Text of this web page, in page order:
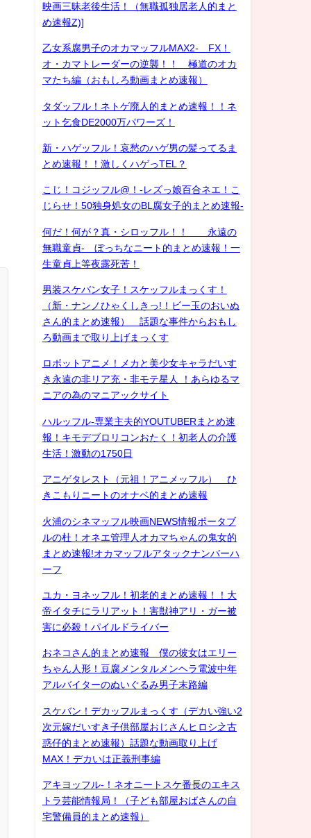
映画三昧老後生活！（無職孤独居老人的まと
め速報Z)]
乙女系腐男子のオカマッフルMAX2- FX！
オ・カマトレーダーの逆襲！！ 極道のオカ
マたち編（おもしろ動画まとめ速報）
タダッフル！ネトゲ廃人的まとめ速報！！ネ
ット乞食DE2000万パワーズ！
新・ハゲッフル！哀愁のハゲ男の髪ってるま
とめ速報！！激しくハゲっTEL？
こじ！コジッフル@！-レズっ娘百合ネエ！こ
じらせ！50独身処女のBL腐女子的まとめ速報-
何だ！何が？真・シロッフル！！ 永遠の
無職童貞- ぼっちなニート的まとめ速報！一
生童貞上等夜露死苦！
男装スケバン女子！スケッフルまっくす！
（新・ナンノひゃくしきっ!！ビー玉のおいぬ
さん的まとめ速報） 話題な事件からおもし
ろ動画まで取り上げまっくす
ロボットアニメ！メカと美少女キャラだいす
き永遠の非リア充・非モテ星人 ！あらゆるマ
ニアの為のマニアックサイト
ハルッフル-専業主夫的YOUTUBERまとめ速
報！キモデブロリコンおたく！初老人の介護
生活！激動の1750日
アニゲタレスト（元祖！アニメッフル） ひ
きこもりニートのオナベ的まとめ速報
火浦のシネマッフル映画NEWS情報ポータブ
ルの杜！オネエ管理人オカマちゃんの鬼女的
まとめ速報!オカマッフルアタックナンバーハ
ーフ
ユカ・ヨネッフル！初老的まとめ速報！！大
帝イタチにラリアット！害獣神アリ・ガー被
害に必殺！パイルドライバー
おネコさん的まとめ速報 僕の彼女はエリー
ちゃん人形！豆腐メンタルメンヘラ電波中年
アルバイターのぬいぐるみ男子末路編
スケバン！デカッフルまっくす（デカい強い2
次元嫁だいすき子供部屋おじさんヒロシ之古
惑仔的まとめ速報）話題な動画取り上げ
MAX！デカいは正義刑事編
アキヨッフル-！ネオニートスケ番長のエキス
トラ芸能情報局！（子ども部屋おばさんの自
宅警備員的まとめ速報）